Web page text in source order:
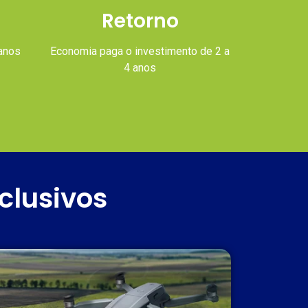
Retorno
Economia paga o investimento de 2 a
4 anos